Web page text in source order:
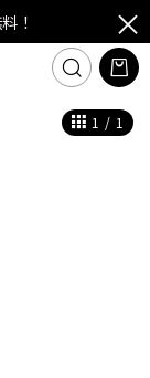
！
1 / 1